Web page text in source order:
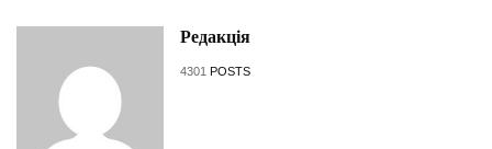
Редакція
4301 POSTS